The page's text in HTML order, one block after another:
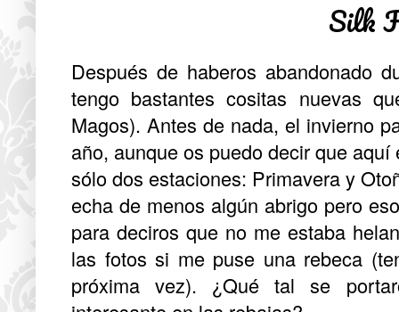
Silk
Después de haberos abandonado
tengo bastantes cositas nuevas
Magos). Antes de nada, el invierno
año, aunque os puedo decir que
sólo dos estaciones: Primavera y
echa de menos algún abrigo pero
para deciros que no me estaba
las fotos si me puse una rebeca
próxima vez). ¿Qué tal se